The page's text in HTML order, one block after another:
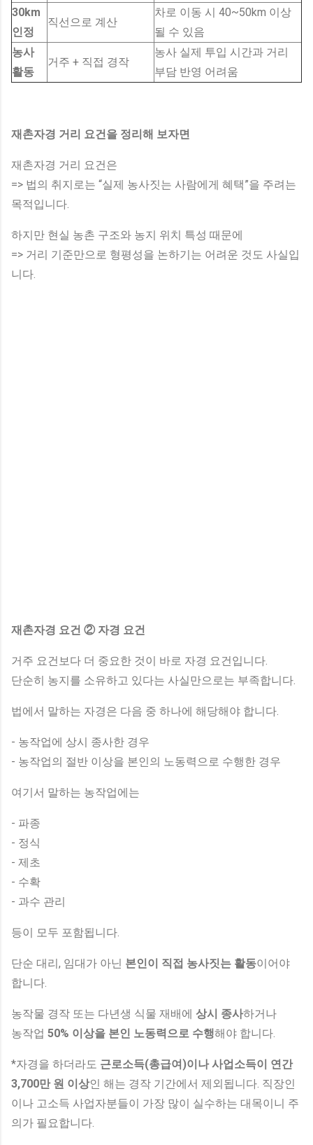
30km
인정
직선으로 계산
차로 이동 시 40~50km 이상
될 수 있음
농사
활동
거주 + 직접 경작
농사 실제 투입 시간과 거리
부담 반영 어려움
재촌자경 거리 요건을 정리해 보자면
재촌자경 거리 요건은
=> 법의 취지로는 “실제 농사짓는 사람에게 혜택”을 주려는
목적입니다.
하지만 현실 농촌 구조와 농지 위치 특성 때문에
=> 거리 기준만으로 형평성을 논하기는 어려운 것도 사실입
니다.
재촌자경 요건 ② 자경 요건
거주 요건보다 더 중요한 것이 바로 자경 요건입니다.
단순히 농지를 소유하고 있다는 사실만으로는 부족합니다.
법에서 말하는 자경은 다음 중 하나에 해당해야 합니다.
- 농작업에 상시 종사한 경우
- 농작업의 절반 이상을 본인의 노동력으로 수행한 경우
여기서 말하는 농작업에는
- 파종
- 정식
- 제초
- 수확
- 과수 관리
등이 모두 포함됩니다.
단순 대리, 임대가 아닌 본인이 직접 농사짓는 활동이어야
합니다.
농작물 경작 또는 다년생 식물 재배에 상시 종사하거나
농작업 50% 이상을 본인 노동력으로 수행해야 합니다.
*자경을 하더라도 근로소득(총급여)이나 사업소득이 연간
3,700만 원 이상인 해는 경작 기간에서 제외됩니다. 직장인
이나 고소득 사업자분들이 가장 많이 실수하는 대목이니 주
의가 필요합니다.